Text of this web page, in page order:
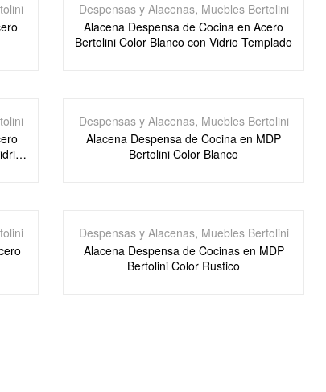
Despensas y Alacenas, Muebles Bertolini
Alacena Despensa de Cocina en Acero
Bertolini Color Blanco con Vidrio Templado
Despensas y Alacenas, Muebles Bertolini
Alacena Despensa de Cocina en MDP
Bertolini Color Blanco
Despensas y Alacenas, Muebles Bertolini
Alacena Despensa de Cocinas en MDP
Bertolini Color Rustico